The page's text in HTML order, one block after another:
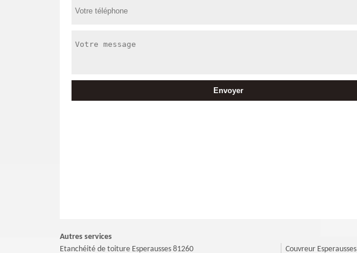
Autres services
Etanchéité de toiture Esperausses 81260
Couvreur Esperausses